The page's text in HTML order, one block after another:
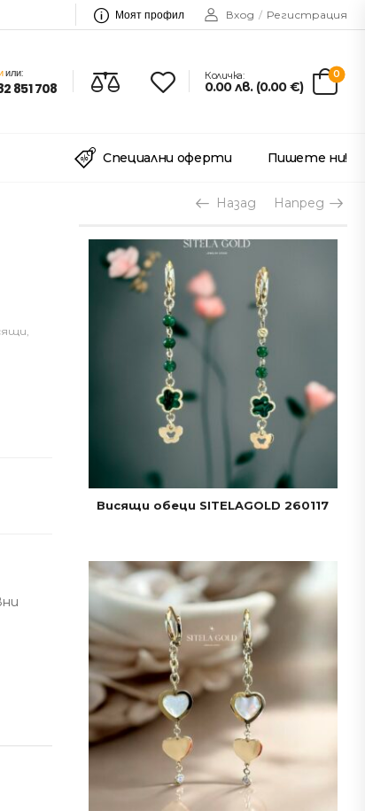
Моят профил Вход / Регистрация
или:
851 708
Количка:
0.00лв. (0.00€)
0
Специални оферти Пишете ни!
Назад Напред
,
Висящи обеци SITELAGOLD 260117